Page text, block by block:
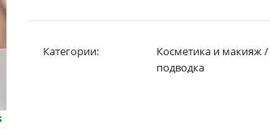
Категории: Косметика и макияж/
подводка